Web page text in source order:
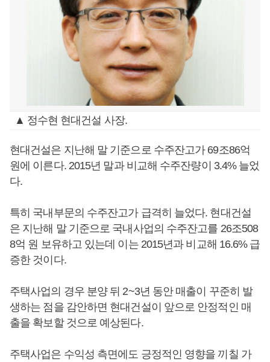
▲ 정수현 현대건설 사장.
현대건설은 지난해 말 기준으로 수주잔고가 69조86억
원에 이른다. 2015년 말과 비교해 수주잔량이 3.4% 늘었
다.
특히 국내부문의 수주잔고가 급격히 늘었다. 현대건설
은 지난해 말 기준으로 국내사업의 수주잔고를 26조508
8억 원 보유하고 있는데 이는 2015년과 비교해 16.6% 급
증한 것이다.
주택사업의 경우 분양 뒤 2~3년 동안 매출이 꾸준히 발
생하는 점을 감안하면 현대건설이 앞으로 안정적인 매
출을 확보할 것으로 예상된다.
주택사업은 수익성 측면에도 긍정적인 영향을 끼칠 가